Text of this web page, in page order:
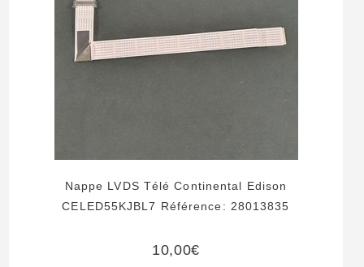
Nappe LVDS Télé Continental Edison
CELED55KJBL7 Référence: 28013835
10,00€